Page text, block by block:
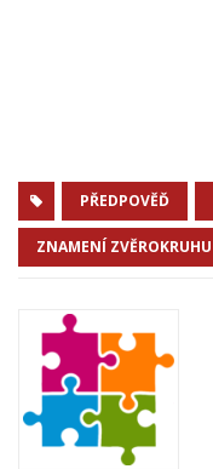
PŘEDPOVĚĎ
ZNAMENÍ ZVĚROKRUHU